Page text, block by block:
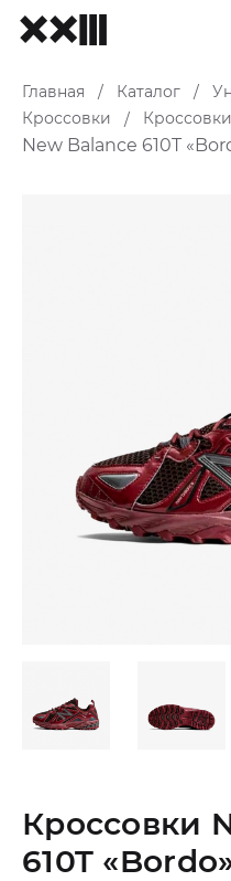
Главная / Каталог /
Кроссовки
/
New Balance 610T
Кроссовки
610T